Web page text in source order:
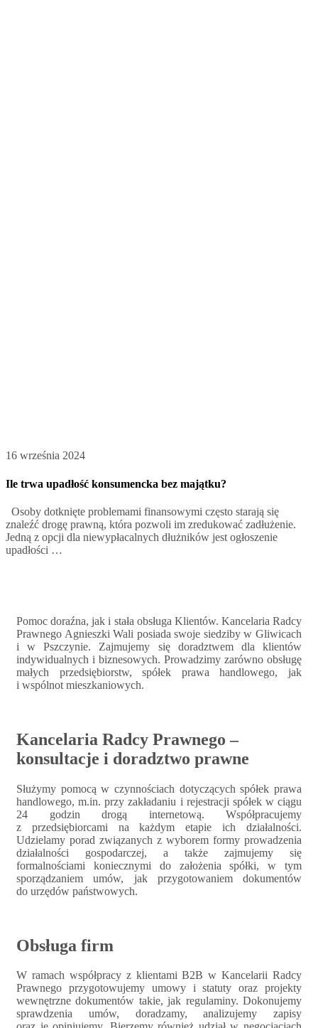
16 września 2024
Ile trwa upadłość konsumencka bez majątku?
Osoby dotknięte problemami finansowymi często starają się
znaleźć drogę prawną, która pozwoli im zredukować zadłużenie.
Jedną z opcji dla niewypłacalnych dłużników jest ogłoszenie
upadłości …
Pomoc doraźna, jak i stała obsługa Klientów. Kancelaria Radcy
Prawnego Agnieszki Wali posiada swoje siedziby w Gliwicach
i w Pszczynie. Zajmujemy się doradztwem dla klientów
indywidualnych i biznesowych. Prowadzimy zarówno obsługę
małych przedsiębiorstw, spółek prawa handlowego, jak
i wspólnot mieszkaniowych.
Kancelaria Radcy Prawnego –
konsultacje i doradztwo prawne
Służymy pomocą w czynnościach dotyczących spółek prawa
handlowego, m.in. przy zakładaniu i rejestracji spółek w ciągu
24 godzin drogą internetową. Współpracujemy
z przedsiębiorcami na każdym etapie ich działalności.
Udzielamy porad związanych z wyborem formy prowadzenia
działalności gospodarczej, a także zajmujemy się
formalnościami koniecznymi do założenia spółki, w tym
sporządzaniem umów, jak przygotowaniem dokumentów
do urzędów państwowych.
Obsługa firm
W ramach współpracy z klientami B2B w Kancelarii Radcy
Prawnego przygotowujemy umowy i statuty oraz projekty
wewnętrzne dokumentów takie, jak regulaminy. Dokonujemy
sprawdzenia umów, doradzamy, analizujemy zapisy